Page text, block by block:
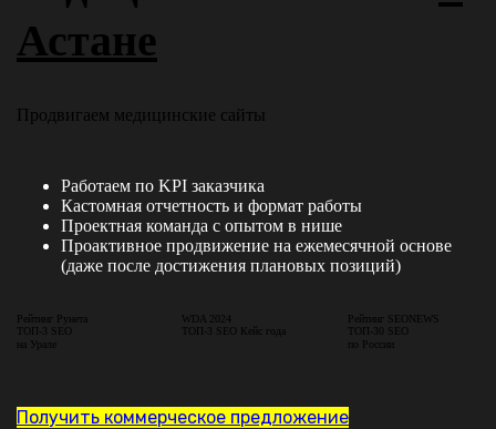
Астане
Продвигаем медицинские сайты
Работаем по KPI заказчика
Кастомная отчетность и формат работы
Проектная команда с опытом в нише
Проактивное продвижение на ежемесячной основе
(даже после достижения плановых позиций)
Рейтинг Рунета
ТОП-3 SEO
на Урале
WDA 2024
ТОП-3 SEO Кейс года
Рейтинг SEONEWS
ТОП-30 SEO
по России
Получить коммерческое предложение